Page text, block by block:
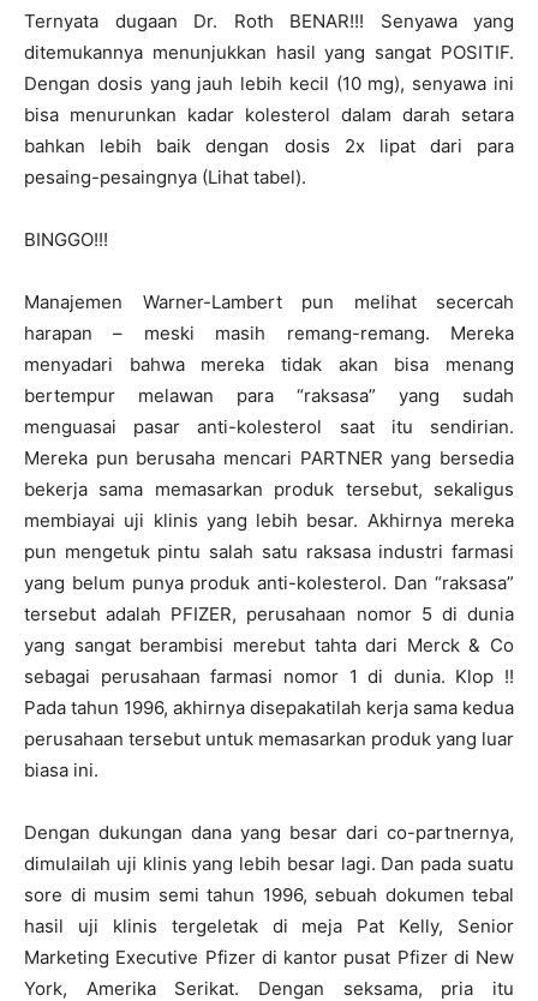
Ternyata dugaan Dr. Roth BENAR!!! Senyawa yang
ditemukannya menunjukkan hasil yang sangat POSITIF.
Dengan dosis yang jauh lebih kecil (10 mg), senyawa ini
bisa menurunkan kadar kolesterol dalam darah setara
bahkan lebih baik dengan dosis 2x lipat dari para
pesaing-pesaingnya (Lihat tabel).
BINGGO!!!
Manajemen Warner-Lambert pun melihat secercah
harapan – meski masih remang-remang. Mereka
menyadari bahwa mereka tidak akan bisa menang
bertempur melawan para “raksasa” yang sudah
menguasai pasar anti-kolesterol saat itu sendirian.
Mereka pun berusaha mencari PARTNER yang bersedia
bekerja sama memasarkan produk tersebut, sekaligus
membiayai uji klinis yang lebih besar. Akhirnya mereka
pun mengetuk pintu salah satu raksasa industri farmasi
yang belum punya produk anti-kolesterol. Dan “raksasa”
tersebut adalah PFIZER, perusahaan nomor 5 di dunia
yang sangat berambisi merebut tahta dari Merck & Co
sebagai perusahaan farmasi nomor 1 di dunia. Klop !!
Pada tahun 1996, akhirnya disepakatilah kerja sama kedua
perusahaan tersebut untuk memasarkan produk yang luar
biasa ini.
Dengan dukungan dana yang besar dari co-partnernya,
dimulailah uji klinis yang lebih besar lagi. Dan pada suatu
sore di musim semi tahun 1996, sebuah dokumen tebal
hasil uji klinis tergeletak di meja Pat Kelly, Senior
Marketing Executive Pfizer di kantor pusat Pfizer di New
York, Amerika Serikat. Dengan seksama, pria itu